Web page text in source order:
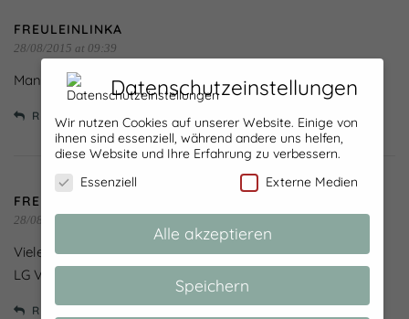
FREULEINLINKA
28/08/2015 at 09:39
Many thanks Rosa!
REPLY
FREULEINLINKA
28/08/2015 at 09:39
Vielen lieben Dank Carmen!
LG Vanessa
REPLY
Datenschutzeinstellungen
Wir nutzen Cookies auf unserer Website. Einige von
ihnen sind essenziell, während andere uns helfen,
diese Website und Ihre Erfahrung zu verbessern.
Essenziell
Externe Medien
Alle akzeptieren
Speichern